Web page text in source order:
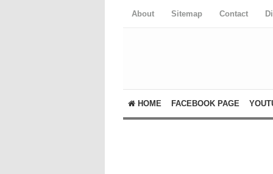
About Sitemap Contact
HOME FACEBOOK PAGE